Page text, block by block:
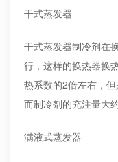
干式蒸发器
干式蒸发器制冷剂在
行，这样的换热器换
热系数的2倍左右，
而制冷剂的充注量大
满液式蒸发器